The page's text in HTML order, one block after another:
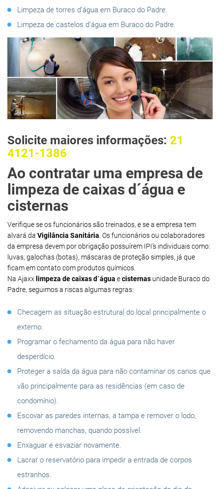
Limpeza de torres d’água em Buraco do Padre.
Limpeza de castelos d’água em Buraco do Padre.
Solicite maiores informações: 21
4121-1386
Ao contratar uma empresa de
limpeza de caixas d´água e
cisternas
Verifique se os funcionários são treinados, e se a empresa tem
alvará da Vigilância Sanitária . Os funcionários ou colaboradores
da empresa devem por obrigação possuírem IPI’s individuais como:
luvas, galochas (botas), máscaras de proteção simples, já que
ficam em contato com produtos químicos.
Na Ajaxx limpeza de caixas d´água ecisternas unidade Buraco do
Padre, seguimos a riscas algumas regras:
Checagem as situação estrutural do local principalmente o
externo.
Programar o fechamento da água para não haver
desperdício.
Proteger a saída da água para não contaminar os canos que
vão principalmente para as residências (em caso de
condomínio).
Escovar as paredes internas, a tampa e remover o lodo,
removendo manchas, quando possível.
Enxaguar e esvaziar novamente.
Lacrar o reservatório para impedir a entrada de corpos
estranhos.